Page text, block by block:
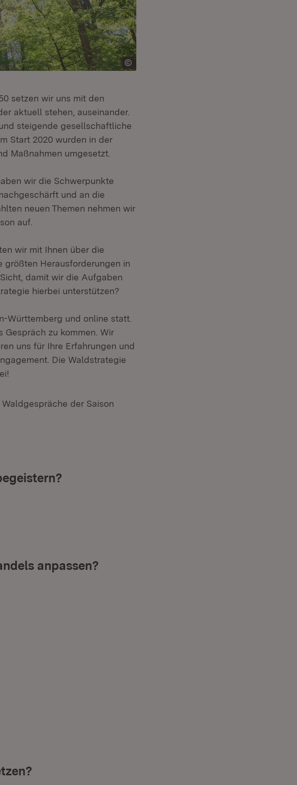
setzen wir uns mit den
aktuell stehen, auseinander.
steigende gesellschaftliche
Start 2020 wurden in der
Maßnahmen umgesetzt.
wir die Schwerpunkte
und an die
neuen Themen nehmen wir
auf.
wir mit Ihnen über die
größten Herausforderungen in
damit wir die Aufgaben
hierbei unterstützen?
Württemberg und online statt.
Gespräch zu kommen. Wir
uns für Ihre Erfahrungen und
Die Waldstrategie
der Saison
anpassen?